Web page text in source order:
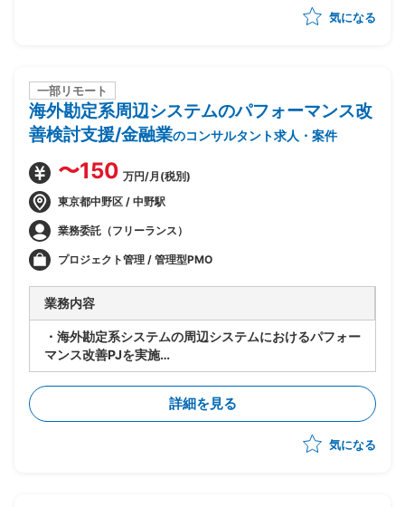
・システム設計、開発、テスト計画・実施、データ移気になる
一部リモート
海外勘定系周辺システムのパフォーマンス改
善検討支援/金融業のコンサルタント求人・案件
〜150 万円/月(税別)
東京都中野区 / 中野駅
業務委託（フリーランス）
プロジェクト管理 / 管理型PMO
業務内容
・海外勘定系システムの周辺システムにおけるパフォー
マンス改善PJを実施
・今期(基礎検討フェーズ)における、現存データを保持
しつつパフォーマンスを改善するソリューションの検討
詳細を見る
気になる